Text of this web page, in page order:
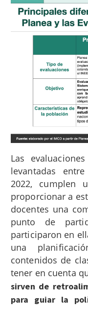
Las
levantadas
2022, cumplen
proporcionar a
docentes una
punto de
participaron en
una
contenidos de
tener en cuenta
sirven de
para guiar la